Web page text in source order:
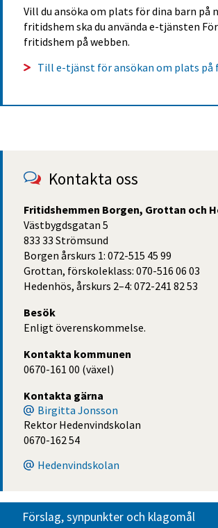
Vill du ansöka om plats för dina barn på
fritidshem ska du använda e-tjänsten
fritidshem på webben.
Till e-tjänst för ansökan om plats på
Kontakta oss
Fritidshemmen Borgen, Grottan och
Västbygdsgatan 5
833 33 Strömsund
Borgen årskurs 1: 072-515 45 99
Grottan, förskoleklass: 070-516 06 03
Hedenhös, årskurs 2–4: 072-241 82 53
Besök
Enligt överenskommelse.
Kontakta kommunen
0670-161 00 (växel)
Kontakta gärna
Birgitta Jonsson
Rektor Hedenvindskolan
0670-162 54
Hedenvindskolan
Förslag, synpunkter och klagomål